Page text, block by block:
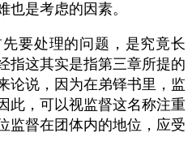
也是考虑的因素。
先要处理的问题，是究竟长
指这其实是指第三章所提的
论说，因为在弟铎书里，监
此，可以视监督这名称注重
监督在团体内的地位，应受